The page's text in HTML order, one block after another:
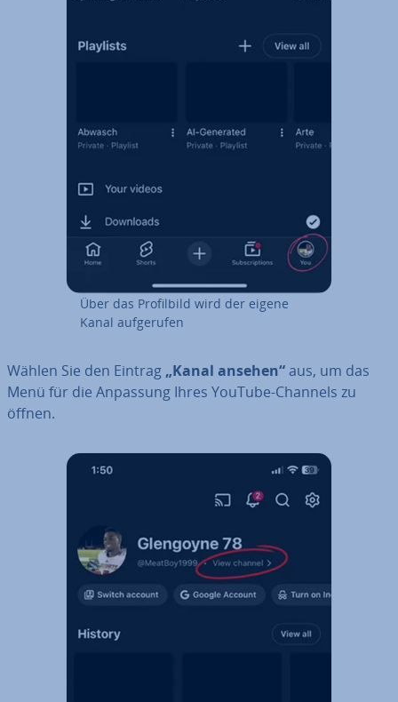
Über das Pro­fil­bild wird der eigene
Kanal auf­ge­ru­fen
Wählen Sie den Eintrag „Kanal ansehen“aus, um das
Menü für die Anpassung Ihres YouTube-Channels zu
öffnen.